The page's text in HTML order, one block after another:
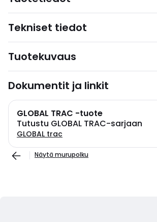
Tekniset tiedot
Tuotekuvaus
Dokumentit ja linkit
GLOBAL TRAC -tuote
Tutustu GLOBAL TRAC-sarjaan
GLOBAL trac
Näytä murupolku